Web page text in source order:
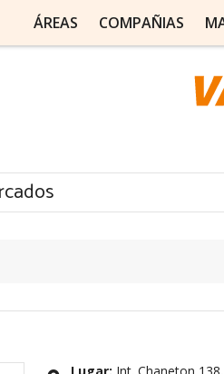
ÁREAS COMPAÑIAS